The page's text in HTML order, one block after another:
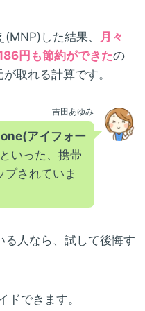
した結果、 月々
円も節約ができたの
取れる計算です。
吉田あゆみ
アイフォー
といった、携帯
プされていま
人なら、試して後悔す
ドできます。